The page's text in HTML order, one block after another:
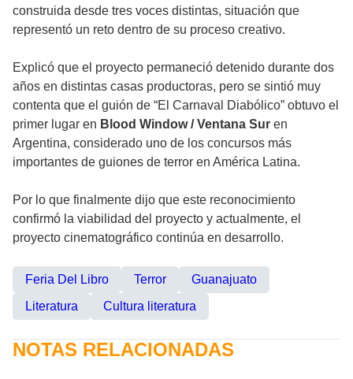
construida desde tres voces distintas, situación que
representó un reto dentro de su proceso creativo.
Explicó que el proyecto permaneció detenido durante dos
años en distintas casas productoras, pero se sintió muy
contenta que el guión de “El Carnaval Diabólico” obtuvo el
primer lugar en Blood Window / Ventana Sur en
Argentina, considerado uno de los concursos más
importantes de guiones de terror en América Latina.
Por lo que finalmente dijo que este reconocimiento
confirmó la viabilidad del proyecto y actualmente, el
proyecto cinematográfico continúa en desarrollo.
Feria Del Libro Terror
Guanajuato
Literatura
Cultura literatura
NOTAS RELACIONADAS